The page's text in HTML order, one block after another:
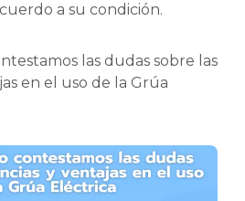
a su condición.
las dudas sobre las
en el uso de la Grúa